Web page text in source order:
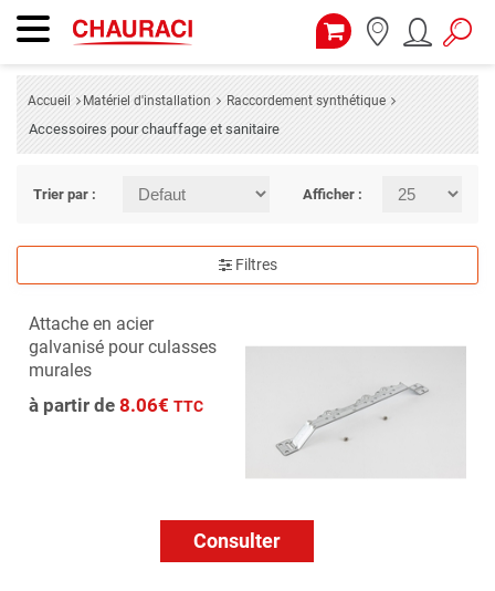
Accueil Matériel d'installation Raccordement synthétique
Accessoires pour chauffage et sanitaire
Trier par : Afficher :
Filtres
Attache en acier
galvanisé pour culasses
murales
à partir de 8.06€ TTC
Consulter